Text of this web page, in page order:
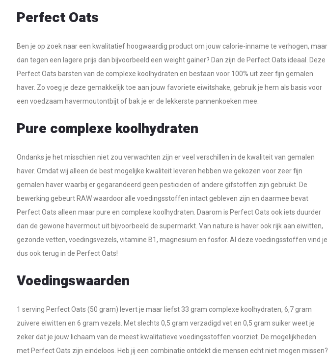
Perfect Oats
Ben je op zoek naar een kwalitatief hoogwaardig product om jouw calorie-inname te verhogen, maar
dan tegen een lagere prijs dan bijvoorbeeld een weight gainer? Dan zijn de Perfect Oats ideaal. Deze
Perfect Oats barsten van de complexe koolhydraten en bestaan voor 100% uit zeer fijn gemalen
haver. Zo voeg je deze gemakkelijk toe aan jouw favoriete eiwitshake, gebruik je hem als basis voor
een voedzaam havermoutontbijt of bak je er de lekkerste pannenkoeken mee.
Pure complexe koolhydraten
Ondanks je het misschien niet zou verwachten zijn er veel verschillen in de kwaliteit van gemalen
haver. Omdat wij alleen de best mogelijke kwaliteit leveren hebben we gekozen voor zeer fijn
gemalen haver waarbij er gegarandeerd geen pesticiden of andere gifstoffen zijn gebruikt. De
bewerking gebeurt RAW waardoor alle voedingsstoffen intact gebleven zijn en daarmee bevat
Perfect Oats alleen maar pure en complexe koolhydraten. Daarom is Perfect Oats ook iets duurder
dan de gewone havermout uit bijvoorbeeld de supermarkt. Van nature is haver ook rijk aan eiwitten,
gezonde vetten, voedingsvezels, vitamine B1, magnesium en fosfor. Al deze voedingsstoffen vind je
dus ook terug in de Perfect Oats!
Voedingswaarden
1 serving Perfect Oats (50 gram) levert je maar liefst 33 gram complexe koolhydraten, 6,7 gram
zuivere eiwitten en 6 gram vezels. Met slechts 0,5 gram verzadigd vet en 0,5 gram suiker weet je
zeker dat je jouw lichaam van de meest kwalitatieve voedingsstoffen voorziet. De mogelijkheden
met Perfect Oats zijn eindeloos. Heb jij een combinatie ontdekt die mensen echt niet mogen missen?